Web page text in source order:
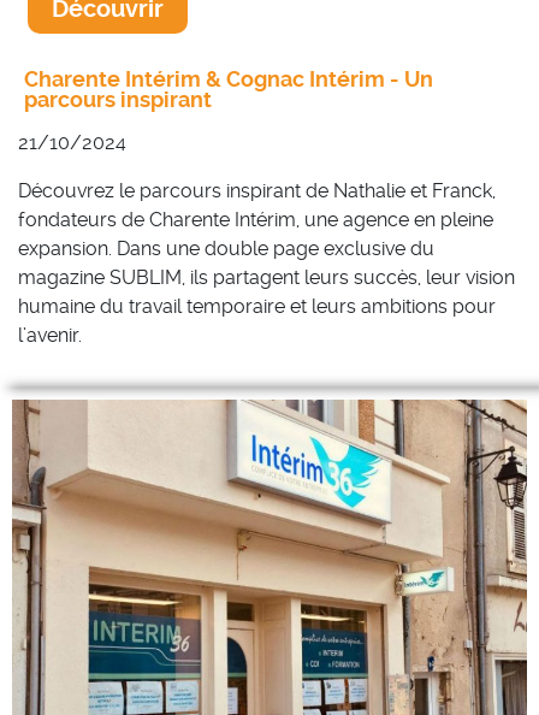
Découvrir
Charente Intérim & Cognac Intérim - Un
parcours inspirant
21/10/2024
Découvrez le parcours inspirant de Nathalie et Franck,
fondateurs de Charente Intérim, une agence en pleine
expansion. Dans une double page exclusive du
magazine SUBLIM, ils partagent leurs succès, leur vision
humaine du travail temporaire et leurs ambitions pour
l’avenir.